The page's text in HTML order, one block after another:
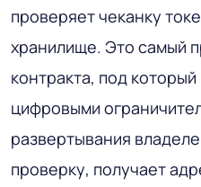
проверяет чеканку
хранилище. Это самый
контракта, под
цифровыми
развертывания
проверку, получает